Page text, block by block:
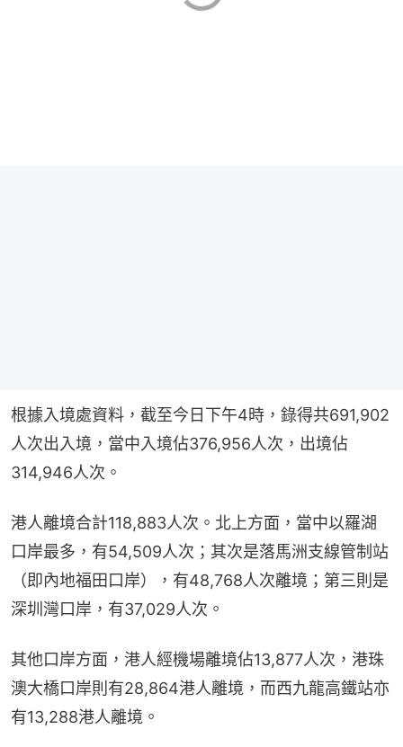
根據入境處資料，截至今日下午4時，錄得共691,902
人次出入境，當中入境佔376,956人次，出境佔
314,946人次。
港人離境合計118,883人次。北上方面，當中以羅湖
口岸最多，有54,509人次；其次是落馬洲支線管制站
（即內地福田口岸），有48,768人次離境；第三則是
深圳灣口岸，有37,029人次。
其他口岸方面，港人經機場離境佔13,877人次，港珠
澳大橋口岸則有28,864港人離境，而西九龍高鐵站亦
有13,288港人離境。